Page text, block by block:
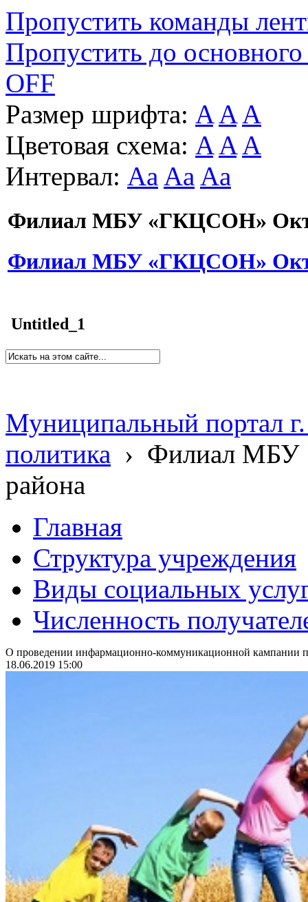
Пропустить команды
Пропустить до основного
OFF
Размер шрифта: A A A
Цветовая схема: A A A
Интервал: Aa Aa Aa
Филиал МБУ «ГКЦСОН»
Филиал МБУ «ГКЦСОН»
Untitled_1
Муниципальный портал
политика › Филиал МБУ
района
Главная
Структура учреждения
Виды социальных
Численность
О проведении инфармационно-коммуникационной кампании
18.06.2019 15:00